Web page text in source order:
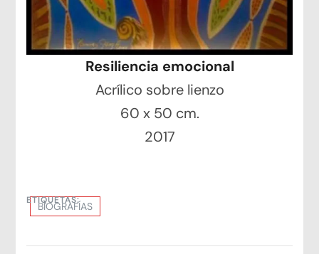
Resiliencia emocional
Acrílico sobre lienzo
60 x 50 cm.
2017
ETIQUETAS:
BIOGRAFÍAS